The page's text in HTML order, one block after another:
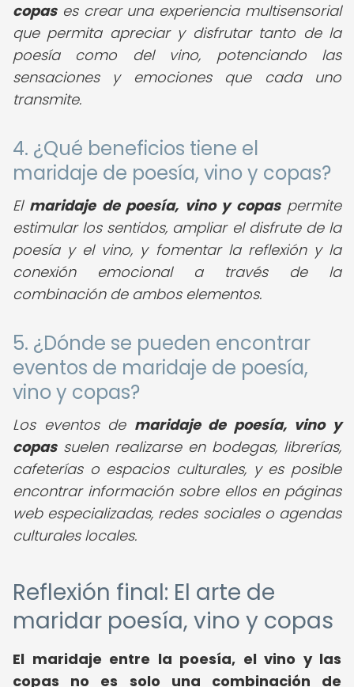
copases crear una experiencia multisensorial
que permita apreciar y disfrutar tanto de la
poesía como del vino, potenciando las
sensaciones y emociones que cada uno
transmite.
4. ¿Qué beneficios tiene el
maridaje de poesía, vino y copas?
El maridaje de poesía, vino y copaspermite
estimular los sentidos, ampliar el disfrute de la
poesía y el vino, y fomentar la reflexión y la
conexión emocional a través de la
combinación de ambos elementos.
5. ¿Dónde se pueden encontrar
eventos de maridaje de poesía,
vino y copas?
Los eventos de maridaje de poesía, vino y
copassuelen realizarse en bodegas, librerías,
cafeterías o espacios culturales, y es posible
encontrar información sobre ellos en páginas
web especializadas, redes sociales o agendas
culturales locales.
Reflexión final: El arte de
maridar poesía, vino y copas
El maridaje entre la poesía, el vino y las
copas no es solo una combinación de